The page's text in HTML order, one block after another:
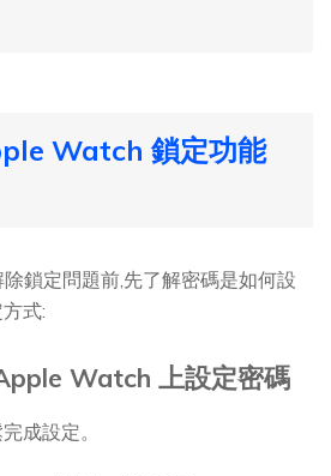
Watch 鎖定功能
鎖定問題前,先了解密碼是如何設
式:
Watch 上設定密碼
成設定。